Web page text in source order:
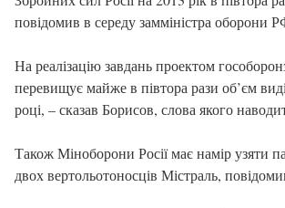
повідомив в середу замміністра оборони
На реалізацію завдань проектом
перевищує майже в півтора рази об’єм
році, – сказав Борисов, слова якого
Також Міноборони Росії має намір узяти
двох вертольотоносців Містраль,